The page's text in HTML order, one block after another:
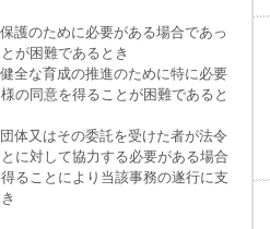
護のために必要がある場合であっ
が困難であるとき
全な育成の推進のために特に必要
の同意を得ることが困難であると
体又はその委託を受けた者が法令
に対して協力する必要がある場合
ることにより当該事務の遂行に支